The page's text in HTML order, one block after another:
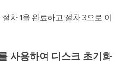
차 1을 완료하고 절차 3으로 이
사용하여 디스크 초기화